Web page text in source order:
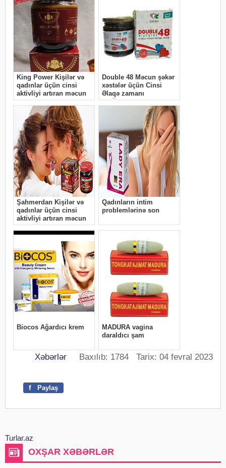
Xəbərlər Baxılıb: 1784 Tarix: 04 fevral 2023
f Paylaş
Turlar.az
OXŞAR XƏBƏRLƏR